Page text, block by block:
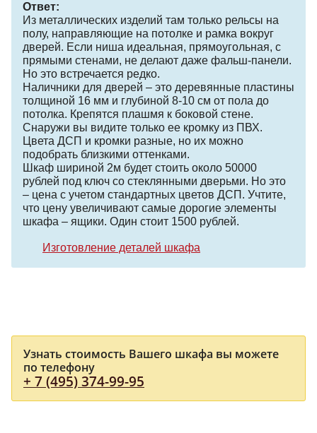
Ответ:
Из металлических изделий там только рельсы на
полу, направляющие на потолке и рамка вокруг
дверей. Если ниша идеальная, прямоугольная, с
прямыми стенами, не делают даже фальш-панели.
Но это встречается редко.
Наличники для дверей – это деревянные пластины
толщиной 16 мм и глубиной 8-10 см от пола до
потолка. Крепятся плашмя к боковой стене.
Снаружи вы видите только ее кромку из ПВХ.
Цвета ДСП и кромки разные, но их можно
подобрать близкими оттенками.
Шкаф шириной 2м будет стоить около 50000
рублей под ключ со стеклянными дверьми. Но это
– цена с учетом стандартных цветов ДСП. Учтите,
что цену увеличивают самые дорогие элементы
шкафа – ящики. Один стоит 1500 рублей.
Изготовление деталей шкафа
Узнать стоимость Вашего шкафа вы можете
по телефону
+ 7 (495) 374-99-95